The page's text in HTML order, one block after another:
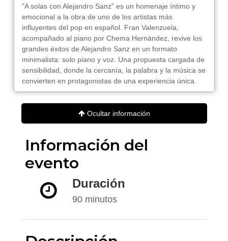
"A solas con Alejandro Sanz" es un homenaje íntimo y
emocional a la obra de uno de los artistas más
influyentes del pop en español. Fran Valenzuela,
acompañado al piano por Chema Hernández, revive los
grandes éxitos de Alejandro Sanz en un formato
minimalista: solo piano y voz. Una propuesta cargada de
sensibilidad, donde la cercanía, la palabra y la música se
convierten en protagonistas de una experiencia única.
Ocultar información
Información del
evento
Duración
90 minutos